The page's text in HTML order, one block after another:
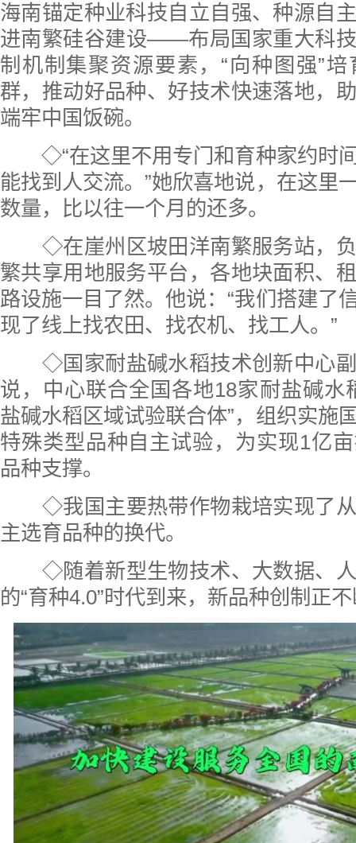
海南锚定种业科技自立自强、种源自
进南繁硅谷建设——布局国家重大科
制机制集聚资源要素，“向种图强”
群，推动好品种、好技术快速落地，
端牢中国饭碗。
◇“在这里不用专门和育种家约时
能找到人交流。”她欣喜地说，在这里
数量，比以往一个月的还多。
◇在崖州区坡田洋南繁服务站，
繁共享用地服务平台，各地块面积、
路设施一目了然。他说：“我们搭建了
现了线上找农田、找农机、找工人。”
◇国家耐盐碱水稻技术创新中心
说，中心联合全国各地18家耐盐碱水
盐碱水稻区域试验联合体”，组织实施
特殊类型品种自主试验，为实现1亿
品种支撑。
◇我国主要热带作物栽培实现了
主选育品种的换代。
◇随着新型生物技术、大数据、
的“育种4.0”时代到来，新品种创制正